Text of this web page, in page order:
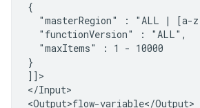
"masterRegion"
: "ALL
|
"functionVersion"
:
"maxItems"
: 1 - 10000
}
]]>
</Input>